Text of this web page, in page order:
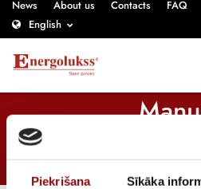
Piekrišana Sīkāka
News About us Contacts
FAQ
English
Home
Transfer switches